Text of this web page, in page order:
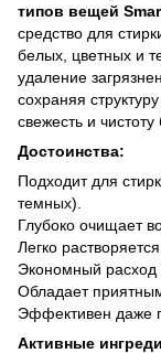
типов вещей
средство для
белых, цветных и
удаление
сохраняя
свежесть и чистоту
Достоинства:
Подходит для
темных).
Глубоко очищает
Легко
Экономный расход
Обладает
Эффективен даже
Активные